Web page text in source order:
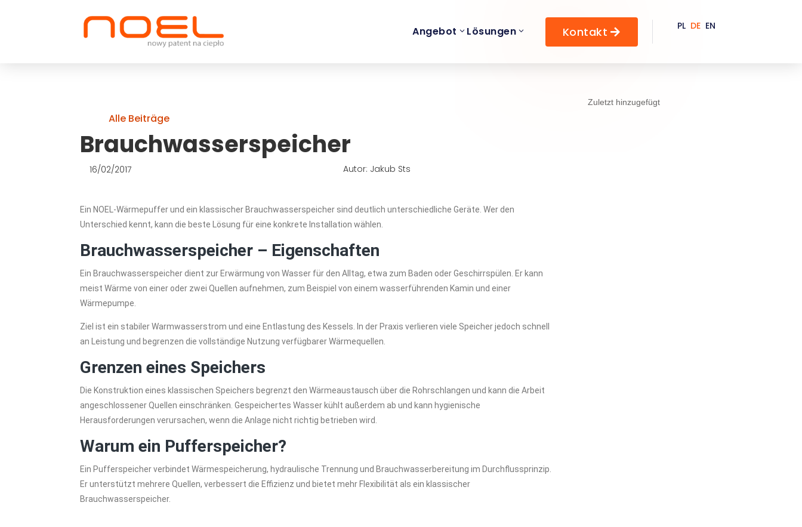
Angebot Lösungen Kontakt  PL DE EN
Alle Beiträge
Brauchwasserspeicher
16/02/2017 Autor: Jakub Sts
Ein NOEL-Wärmepuffer und ein klassischer Brauchwasserspeicher sind deutlich unterschiedliche Geräte. Wer den
Unterschied kennt, kann die beste Lösung für eine konkrete Installation wählen.
Brauchwasserspeicher – Eigenschaften
Ein Brauchwasserspeicher dient zur Erwärmung von Wasser für den Alltag, etwa zum Baden oder Geschirrspülen. Er kann
meist Wärme von einer oder zwei Quellen aufnehmen, zum Beispiel von einem wasserführenden Kamin und einer
Wärmepumpe.
Ziel ist ein stabiler Warmwasserstrom und eine Entlastung des Kessels. In der Praxis verlieren viele Speicher jedoch schnell
an Leistung und begrenzen die vollständige Nutzung verfügbarer Wärmequellen.
Grenzen eines Speichers
Die Konstruktion eines klassischen Speichers begrenzt den Wärmeaustausch über die Rohrschlangen und kann die Arbeit
angeschlossener Quellen einschränken. Gespeichertes Wasser kühlt außerdem ab und kann hygienische
Herausforderungen verursachen, wenn die Anlage nicht richtig betrieben wird.
Warum ein Pufferspeicher?
Ein Pufferspeicher verbindet Wärmespeicherung, hydraulische Trennung und Brauchwasserbereitung im Durchflussprinzip.
Er unterstützt mehrere Quellen, verbessert die Effizienz und bietet mehr Flexibilität als ein klassischer
Brauchwasserspeicher.
Zuletzt hinzugefügt